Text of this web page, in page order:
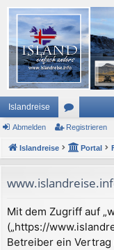
Islandreise
or
en
Abmelden Registrieren
Islandreise Portal
Mit dem Zugriff auf
(„https://
Betreiber ein